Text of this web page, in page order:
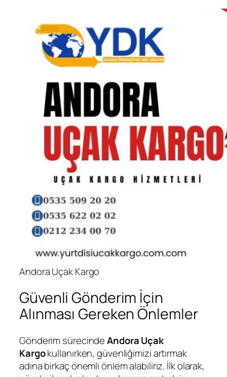
Andora Uçak Kargo
Güvenli Gönderim İçin
Alınması Gereken Önlemler
Gönderim sürecindeAndora Uçak
Kargokullanırken, güvenliğimizi artırmak
adına birkaç önemli önlem alabiliriz. İlk olarak,